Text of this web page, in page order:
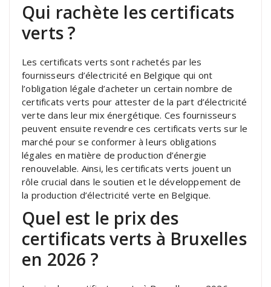
Qui rachète les certificats
verts ?
Les certificats verts sont rachetés par les
fournisseurs d’électricité en Belgique qui ont
l’obligation légale d’acheter un certain nombre de
certificats verts pour attester de la part d’électricité
verte dans leur mix énergétique. Ces fournisseurs
peuvent ensuite revendre ces certificats verts sur le
marché pour se conformer à leurs obligations
légales en matière de production d’énergie
renouvelable. Ainsi, les certificats verts jouent un
rôle crucial dans le soutien et le développement de
la production d’électricité verte en Belgique.
Quel est le prix des
certificats verts à Bruxelles
en 2026 ?